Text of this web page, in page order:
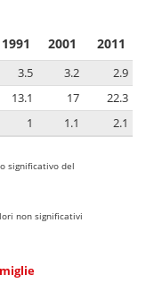
1991 2001 2011
3.5 3.2
2.9
13.1 17
22.3
1 1.1 2.1
significativo del
non significativi